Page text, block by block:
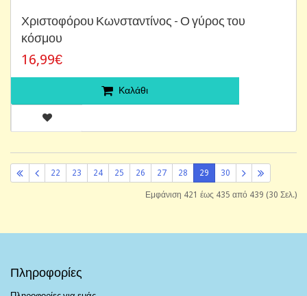
Χριστοφόρου Κωνσταντίνος - Ο γύρος του
κόσμου
16,99€
Καλάθι
22 23 24 25 26 27 28 29 30
Εμφάνιση 421 έως 435 από 439 (30 Σελ.)
Πληροφορίες